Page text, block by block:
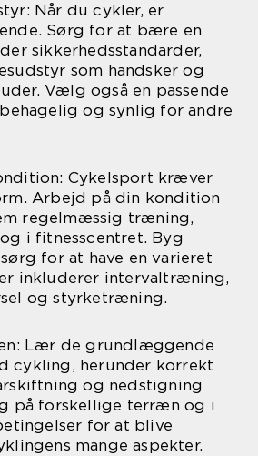
Når du cykler, er
Sørg for at bære en
sikkerhedsstandarder,
som handsker og
Vælg også en passende
og synlig for andre
Cykelsport kræver
Arbejd på din kondition
regelmæssig træning,
i fitnesscentret. Byg
for at have en varieret
inkluderer intervaltræning,
og styrketræning.
Lær de grundlæggende
cykling, herunder korrekt
og nedstigning
på forskellige terræn og i
for at blive
mange aspekter.